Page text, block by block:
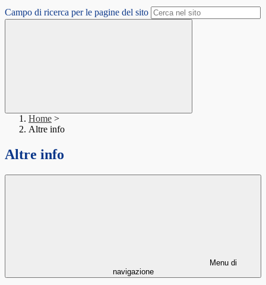
Campo di ricerca per le pagine del sito
Home >
Altre info
Altre info
Menu di
navigazione